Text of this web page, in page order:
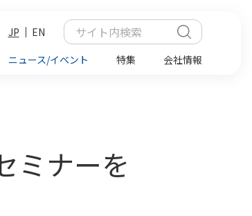
JP
EN
ニュース/イベント 特集 会社情報
ミナーを